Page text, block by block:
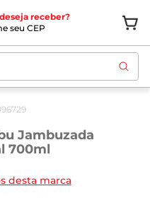
receber?
seu CEP
10/08
Jambuzada
700ml
desta marca